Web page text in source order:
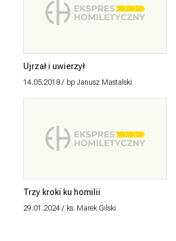
Ujrzał i uwierzył
14.05.2018 bp Janusz Mastalski
Trzy kroki ku homilii
29.01.2024 ks. Marek Gilski